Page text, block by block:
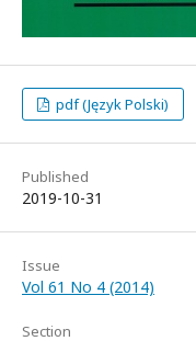
pdf (Język Polski)
Published
2019-10-31
Issue
Vol 61 No 4 (2014)
Section